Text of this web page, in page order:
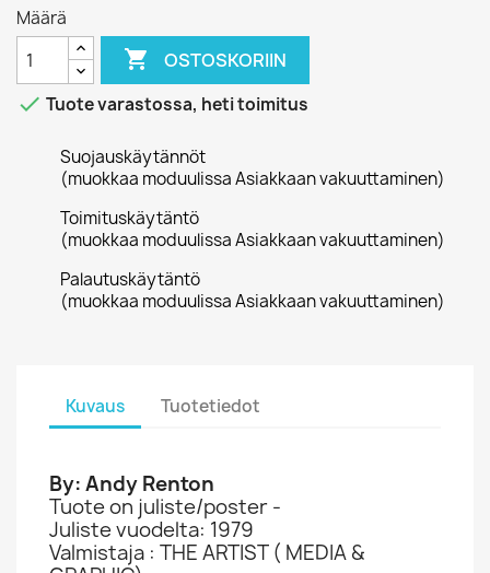
Määrä
 OSTOSKORIIN
 Tuote varastossa, heti toimitus
Suojauskäytännöt
(muokkaa moduulissa Asiakkaan vakuuttaminen)
Toimituskäytäntö
(muokkaa moduulissa Asiakkaan vakuuttaminen)
Palautuskäytäntö
(muokkaa moduulissa Asiakkaan vakuuttaminen)
Kuvaus Tuotetiedot
By: Andy Renton
Tuote on juliste/poster -
Juliste vuodelta: 1979
Valmistaja : THE ARTIST ( MEDIA &